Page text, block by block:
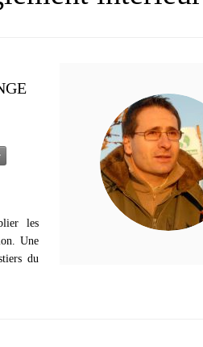
les
Une
du